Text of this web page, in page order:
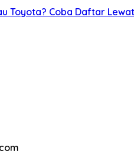
Toyota? Coba Daftar